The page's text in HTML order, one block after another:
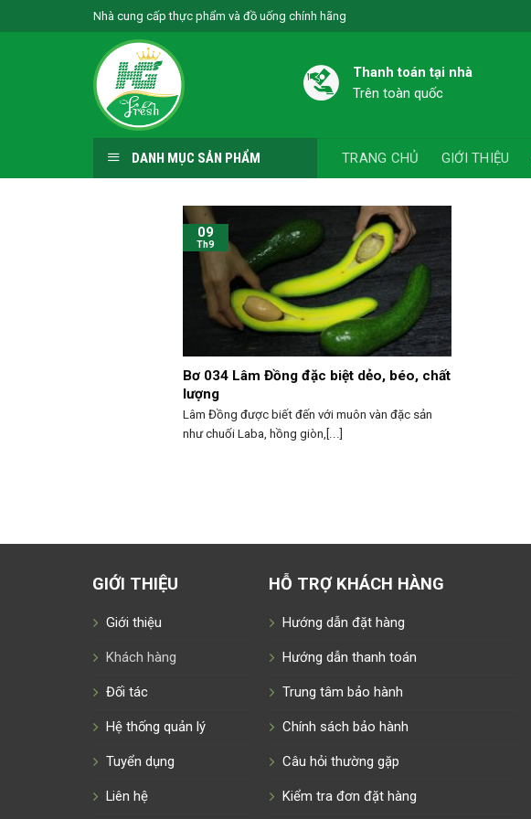
to
Nhà cung cấp thực phẩm và đồ uống chính hãng
Thanh toán tại nhà
Trên toàn quốc
DANH MỤC SẢN PHẨM TRANG CHỦ GIỚI THIỆU
Bơ 034 Lâm Đồng đặc biệt dẻo, béo, chất
lượng
Lâm Đồng được biết đến với muôn vàn đặc sản
như chuối Laba, hồng giòn,[...]
09
Th9
GIỚI THIỆU
Giới thiệu
Khách hàng
Đối tác
Hệ thống quản lý
Tuyển dụng
Liên hệ
HỖ TRỢ KHÁCH HÀNG
Hướng dẫn đặt hàng
Hướng dẫn thanh toán
Trung tâm bảo hành
Chính sách bảo hành
Câu hỏi thường gặp
Kiểm tra đơn đặt hàng